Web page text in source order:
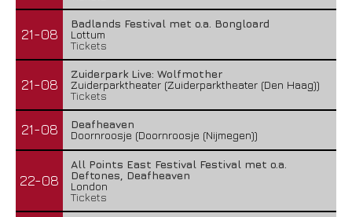
21-08
Badlands Festival met o.a. Bongloard
Lottum
Tickets
21-08
Zuiderpark Live: Wolfmother
Zuiderparktheater (Zuiderparktheater (Den Haag))
Tickets
21-08
Deafheaven
Doornroosje (Doornroosje (Nijmegen))
22-08
All Points East Festival Festival met o.a.
Deftones, Deafheaven
London
Tickets